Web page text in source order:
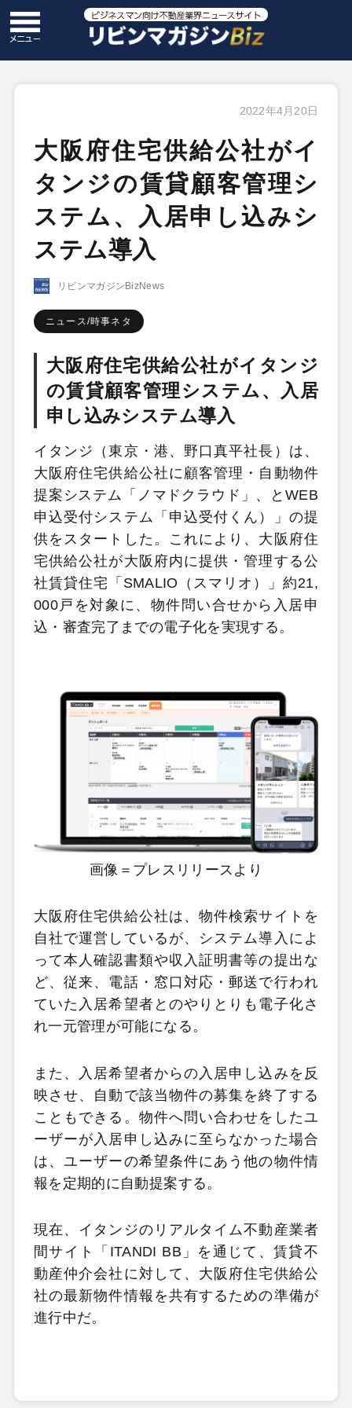
2022年4月20日
大阪府住宅供給公社がイ
タンジの賃貸顧客管理シ
ステム、入居申し込みシ
ステム導入
リビンマガジンBizNews
ニュース/時事ネタ
大阪府住宅供給公社がイタンジ
の賃貸顧客管理システム、入居
申し込みシステム導入
イタンジ（東京・港、野口真平社長）は、
大阪府住宅供給公社に顧客管理・自動物件
提案システム「ノマドクラウド」、とWEB
申込受付システム「申込受付くん）」の提
供をスタートした。これにより、大阪府住
宅供給公社が大阪府内に提供・管理する公
社賃貸住宅「SMALIO（スマリオ）」約21,
000戸を対象に、物件問い合せから入居申
込・審査完了までの電子化を実現する。
画像＝プレスリリースより
大阪府住宅供給公社は、物件検索サイトを
自社で運営しているが、システム導入によ
って本人確認書類や収入証明書等の提出な
ど、従来、電話・窓口対応・郵送で行われ
ていた入居希望者とのやりとりも電子化さ
れ一元管理が可能になる。
また、入居希望者からの入居申し込みを反
映させ、自動で該当物件の募集を終了する
こともできる。物件へ問い合わせをしたユ
ーザーが入居申し込みに至らなかった場合
は、ユーザーの希望条件にあう他の物件情
報を定期的に自動提案する。
現在、イタンジのリアルタイム不動産業者
間サイト「ITANDI BB」を通じて、賃貸不
動産仲介会社に対して、大阪府住宅供給公
社の最新物件情報を共有するための準備が
進行中だ。